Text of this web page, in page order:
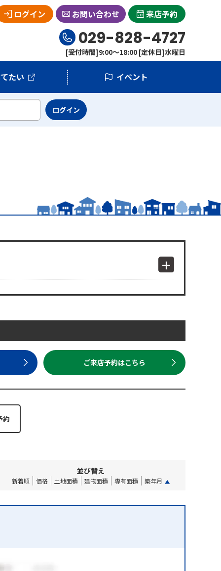
ログイン お問い合わせ 来店予約
029-828-4727
[受付時間]9:00～18:00 [定休日]水曜日
たい イベント
ご来店予約はこちら
並び替え
新着順 価格 土地面積 建物面積 専有面積 築年月